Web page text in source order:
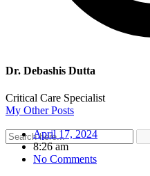
Dr. Debashis Dutta
Critical Care Specialist
My Other Posts
April 17, 2024
8:26 am
No Comments